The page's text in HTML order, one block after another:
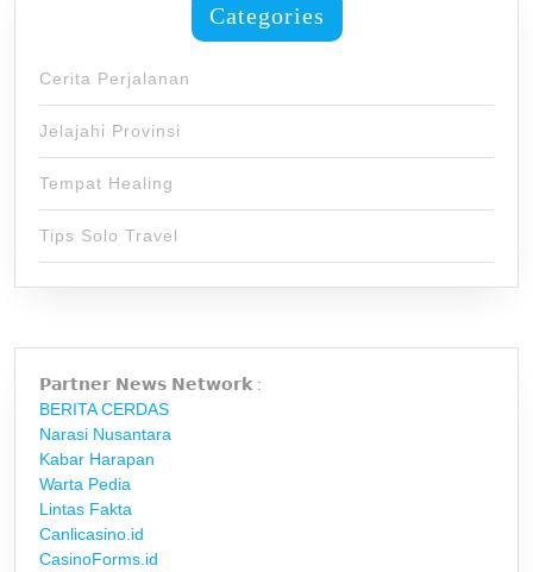
Categories
Cerita Perjalanan
Jelajahi Provinsi
Tempat Healing
Tips Solo Travel
𝗣𝗮𝗿𝘁𝗻𝗲𝗿 𝗡𝗲𝘄𝘀 𝗡𝗲𝘁𝘄𝗼𝗿𝗸 :
BERITA CERDAS
Narasi Nusantara
Kabar Harapan
Warta Pedia
Lintas Fakta
Canlicasino.id
CasinoForms.id